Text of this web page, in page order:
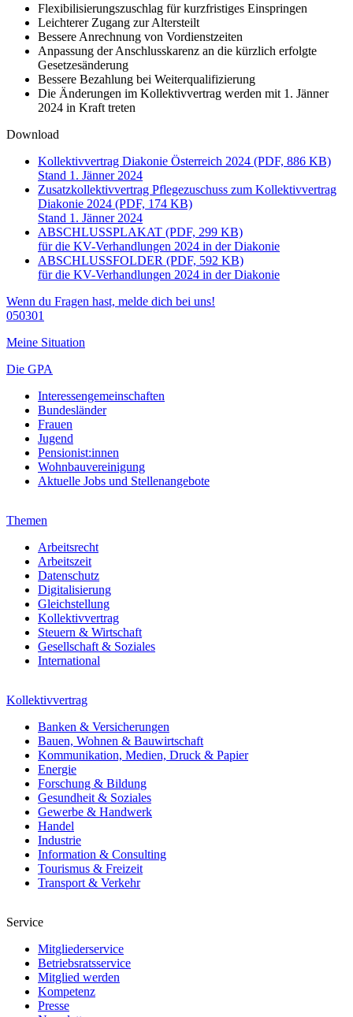
Flexibilisierungszuschlag für kurzfristiges Einspringen
Leichterer Zugang zur Altersteilt
Bessere Anrechnung von Vordienstzeiten
Anpassung der Anschlusskarenz an die kürzlich erfolgte
Gesetzesänderung
Bessere Bezahlung bei Weiterqualifizierung
Die Änderungen im Kollektivvertrag werden mit 1. Jänner
2024 in Kraft treten
Download
Kollektivvertrag Diakonie Österreich 2024 (PDF, 886 KB)
Stand 1. Jänner 2024
Zusatzkollektivvertrag Pflegezuschuss zum Kollektivvertrag
Diakonie 2024 (PDF, 174 KB)
Stand 1. Jänner 2024
ABSCHLUSSPLAKAT (PDF, 299 KB)
für die KV-Verhandlungen 2024 in der Diakonie
ABSCHLUSSFOLDER (PDF, 592 KB)
für die KV-Verhandlungen 2024 in der Diakonie
Wenn du Fragen hast, melde dich bei uns!
050301
Meine Situation
Die GPA
Interessengemeinschaften
Bundesländer
Frauen
Jugend
Pensionist:innen
Wohnbauvereinigung
Aktuelle Jobs und Stellenangebote
Themen
Arbeitsrecht
Arbeitszeit
Datenschutz
Digitalisierung
Gleichstellung
Kollektivvertrag
Steuern & Wirtschaft
Gesellschaft & Soziales
International
Kollektivvertrag
Banken & Versicherungen
Bauen, Wohnen & Bauwirtschaft
Kommunikation, Medien, Druck & Papier
Energie
Forschung & Bildung
Gesundheit & Soziales
Gewerbe & Handwerk
Handel
Industrie
Information & Consulting
Tourismus & Freizeit
Transport & Verkehr
Service
Mitgliederservice
Betriebsratsservice
Mitglied werden
Kompetenz
Presse